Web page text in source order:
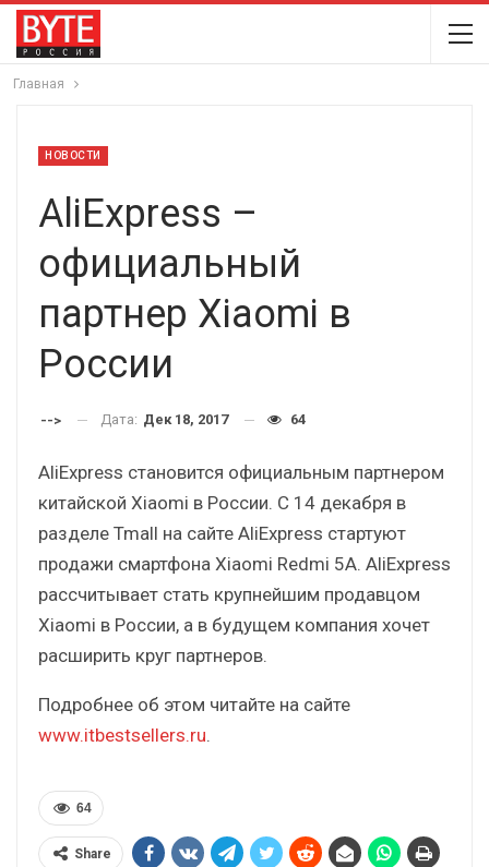
Главная
НОВОСТИ
AliExpress –
официальный
партнер Xiaomi в
России
--> Дата: Дек 18, 2017 64
AliExpress становится официальным партнером
китайской Xiaomi в России. С 14 декабря в
разделе Tmall на сайте AliExpress стартуют
продажи смартфона Xiaomi Redmi 5A. AliExpress
рассчитывает стать крупнейшим продавцом
Xiaomi в России, а в будущем компания хочет
расширить круг партнеров.
Подробнее об этом читайте на сайте
www.itbestsellers.ru.
64
Share